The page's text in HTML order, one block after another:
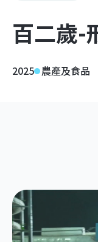
百二歲-
2025 農產及食品